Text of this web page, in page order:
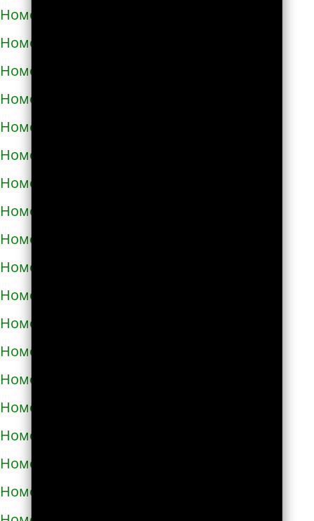
Номера телефонов такси в Аниве
Номера телефонов такси в Анне
Номера телефонов такси в Апатитах
Номера телефонов такси в Апрелевке
Номера телефонов такси в Апшеронске
Номера телефонов такси в Арамиле
Номера телефонов такси в Аргуне
Номера телефонов такси в Ардатове
Номера телефонов такси в Ардоне
Номера телефонов такси в Арзамасе
Номера телефонов такси в Аркадаке
Номера телефонов такси в Армавире
Номера телефонов такси в Армянске
Номера телефонов такси в Арсеньеве
Номера телефонов такси в Арске
Номера телефонов такси в Артеме
Номера телефонов такси в Артёмовске
Номера телефонов такси в Артемовском